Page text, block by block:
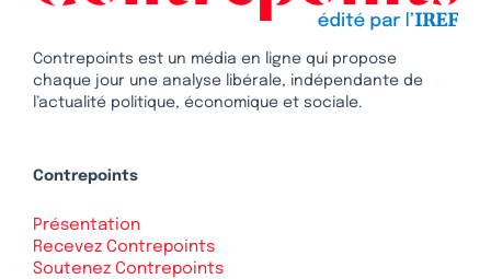
Contrepoints est un média en ligne qui propose
chaque jour une analyse libérale, indépendante de
l’actualité politique, économique et sociale.
Contrepoints
Présentation
Recevez Contrepoints
Soutenez Contrepoints